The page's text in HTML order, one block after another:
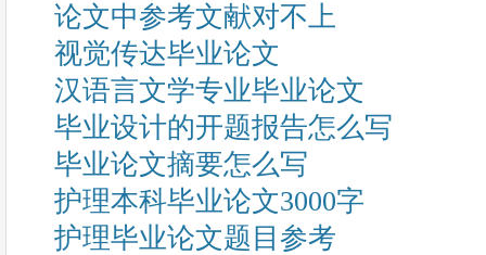
论文中参考文献对不上
视觉传达毕业论文
汉语言文学专业毕业论文
毕业设计的开题报告怎么写
毕业论文摘要怎么写
护理本科毕业论文3000字
护理毕业论文题目参考